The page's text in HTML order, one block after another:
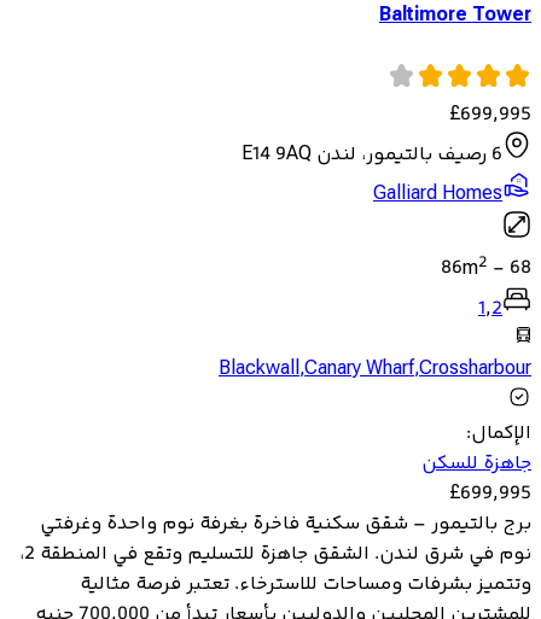
Baltimore Tower
£699,995
6 رصيف بالتيمور، لندن E14 9AQ
Galliard Homes
68
-
86m2
1,2
Blackwall,Canary Wharf,Crossharbour
الإكمال:
جاهزة للسكن
£699,995
برج بالتيمور – شقق سكنية فاخرة بغرفة نوم واحدة وغرفتي
نوم في شرق لندن. الشقق جاهزة للتسليم وتقع في المنطقة 2،
وتتميز بشرفات ومساحات للاسترخاء. تعتبر فرصة مثالية